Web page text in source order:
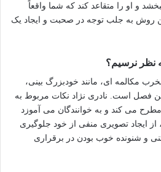
و او را متقاعد کند که شما واقعاً
روش به جلب توجه در صحبت و ایجاد یک
مکالمه ای، مانند خودبزرگ بینی،
فصل است. نادری نژاد نکات مربوط به
می کند و به خوانندگان می آموزد
ایجاد تصویری منفی از خود جلوگیری
و شنونده خوب بودن در برقراری